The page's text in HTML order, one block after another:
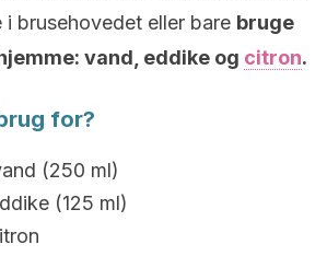
i brusehovedet eller bare bruge
vand, eddike og citron.
for?
(250 ml)
(125 ml)